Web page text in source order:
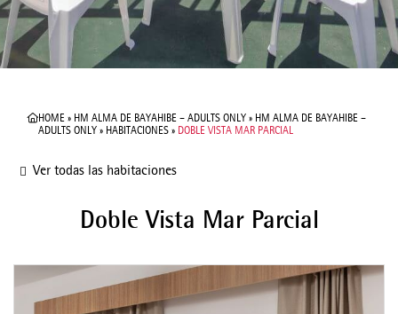
HOME » HM ALMA DE BAYAHIBE – ADULTS ONLY » HM ALMA DE BAYAHIBE –
ADULTS ONLY » HABITACIONES » DOBLE VISTA MAR PARCIAL
Ver todas las habitaciones
Doble Vista Mar Parcial